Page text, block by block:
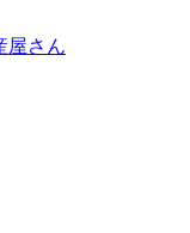
屋さん